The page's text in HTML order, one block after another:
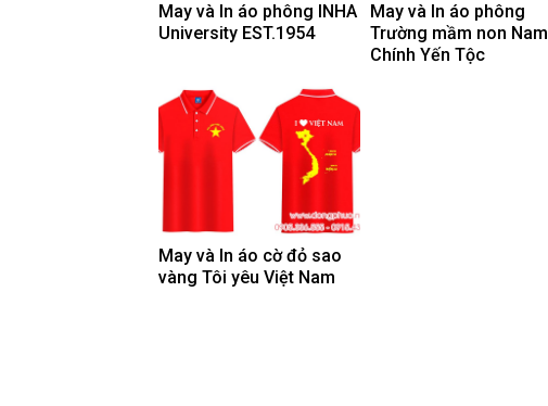
May và In áo phông INHA
University EST.1954
May và In áo phông
Trường mầm non Nam
Chính Yến Tộc
May và In áo cờ đỏ sao
vàng Tôi yêu Việt Nam